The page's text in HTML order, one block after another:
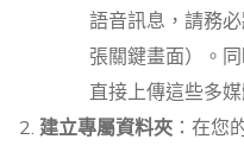
語音訊息，請務
張關鍵畫面）。
直接上傳這些多媒
建立專屬資料夾 ：在您